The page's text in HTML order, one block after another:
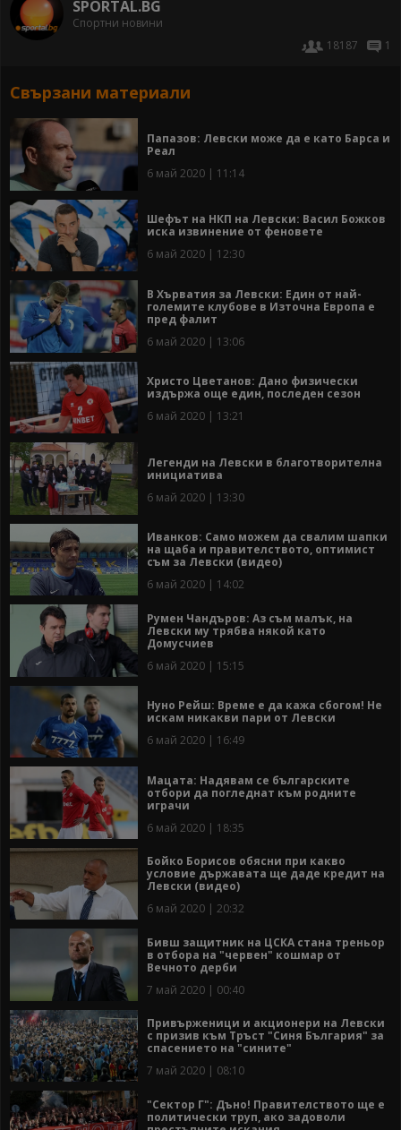
SPORTAL.BG
Спортни новини
18187
1
Свързани материали
Папазов: Левски може да е като Барса и
Реал
6 май 2020 | 11:14
Шефът на НКП на Левски: Васил Божков
иска извинение от феновете
6 май 2020 | 12:30
В Хърватия за Левски: Един от най-
големите клубове в Източна Европа е
пред фалит
6 май 2020 | 13:06
Христо Цветанов: Дано физически
издържа още един, последен сезон
6 май 2020 | 13:21
Легенди на Левски в благотворителна
инициатива
6 май 2020 | 13:30
Иванков: Само можем да свалим шапки
на щаба и правителството, оптимист
съм за Левски (видео)
6 май 2020 | 14:02
Румен Чандъров: Аз съм малък, на
Левски му трябва някой като
Домусчиев
6 май 2020 | 15:15
Нуно Рейш: Време е да кажа сбогом! Не
искам никакви пари от Левски
6 май 2020 | 16:49
Мацата: Надявам се българските
отбори да погледнат към родните
играчи
6 май 2020 | 18:35
Бойко Борисов обясни при какво
условие държавата ще даде кредит на
Левски (видео)
6 май 2020 | 20:32
Бивш защитник на ЦСКА стана треньор
в отбора на "червен" кошмар от
Вечното дерби
7 май 2020 | 00:40
Привърженици и акционери на Левски
с призив към Тръст "Синя България" за
спасението на "сините"
7 май 2020 | 08:10
"Сектор Г": Дъно! Правителството ще е
политически труп, ако задоволи